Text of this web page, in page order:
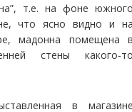
т.е. на фоне
что ясно видно и
мадонна помещена
стены какого-
в